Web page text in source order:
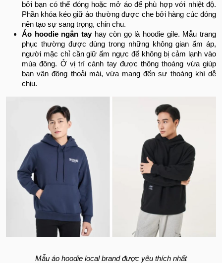
bởi bạn có thể đóng hoặc mở áo để phù hợp với nhiệt độ.
Phần khóa kéo giữ áo thường được che bởi hàng cúc đóng
nên tạo sự sang trọng, chỉn chu.
Áo hoodie ngắn tay hay còn gọ là hoodie gile. Mẫu trang
phục thường được dùng trong những không gian ấm áp,
người mặc chỉ cần giữ ấm ngực để không bị cảm lạnh vào
mùa đông. Ở vị trí cánh tay được thông thoáng vừa giúp
bạn vận động thoải mái, vừa mang đến sự thoáng khí dễ
chịu.
Mẫu áo hoodie local brand được yêu thích nhất